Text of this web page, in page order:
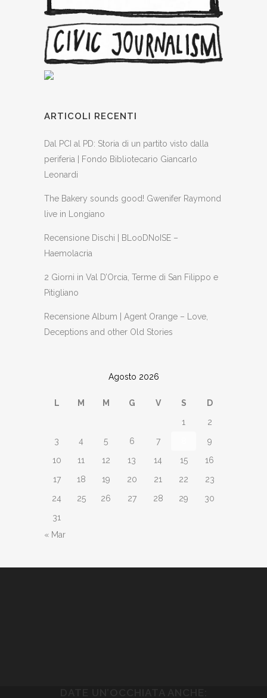
ARTICOLI RECENTI
Dal PCI al PD: Storia di un partito visto dalla
periferia | Fondo Bibliotecario Giancarlo
Leonardi
The Bakery sounds good! Gwenifer Raymond
live in Longiano
Recensione Dischi | BLooDNoISE –
Haemolacria
2 Giorni in Val D’Orcia, Terme di San Filippo e
Pitigliano
Recensione Album | Agent Orange – Love,
Deceptions and other Old Stories
Agosto 2026
L M M G V S
D
1
2
3
4 5 6 7
9
10
11 12 13 14 15
16
17
18 19 20 21 22
23
24
25 26 27 28 29
30
31
« Mar